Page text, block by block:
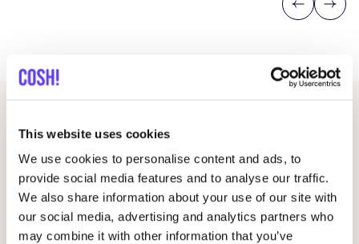
This website uses cookies
We use cookies to personalise content and ads, to
provide social media features and to analyse our traffic.
We also share information about your use of our site with
our social media, advertising and analytics partners who
may combine it with other information that you’ve
Previous
Next
Marcas en esta tienda
Marcas verificadas 1
Achilles and the Tortoise
B